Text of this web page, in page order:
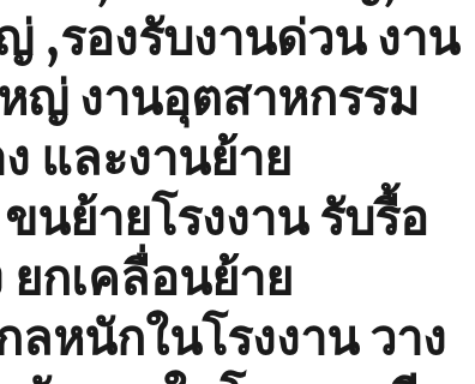
,รองรับงานด่วน งาน
ญ่ งานอุตสาหกรรม
และงานย้าย
นย้ายโรงงาน รับรื้อ
กเคลื่อนย้าย
ลหนักในโรงงาน วาง